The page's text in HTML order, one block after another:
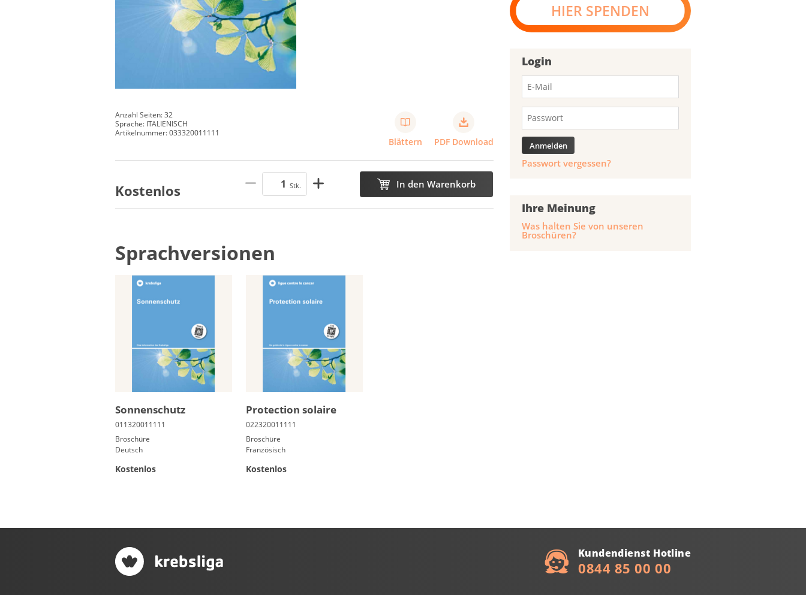
Anzahl Seiten: 32
Sprache: ITALIENISCH
Artikelnummer: 033320011111
Blättern PDF Download
Kostenlos Stk. In den Warenkorb
Sprachversionen
Son­nen­schutz
Broschüre
Deutsch
Kostenlos
Pro­tec­tion so­laire
Broschüre
Französisch
Kostenlos
HIER SPENDEN
Login
Passwort vergessen?
Ihre Meinung
Was halten Sie von unseren
Broschüren?
Kundendienst Hotline
0844 85 00 00